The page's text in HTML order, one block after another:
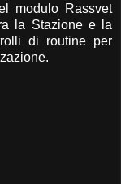
modulo Rassvet
la Stazione e la
di routine per